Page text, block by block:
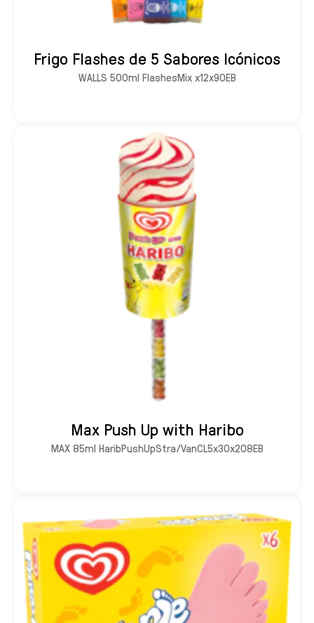
Frigo Flashes de 5 Sabores Icónicos
WALLS 500ml FlashesMix x12x90EB
Max Push Up with Haribo
MAX 85ml HaribPushUpStra/VanCL5x30x208EB